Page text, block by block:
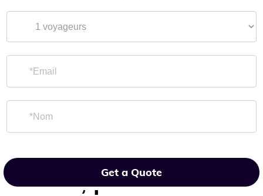
Votre location à La
Clusaz, prochedes
Get a Quote